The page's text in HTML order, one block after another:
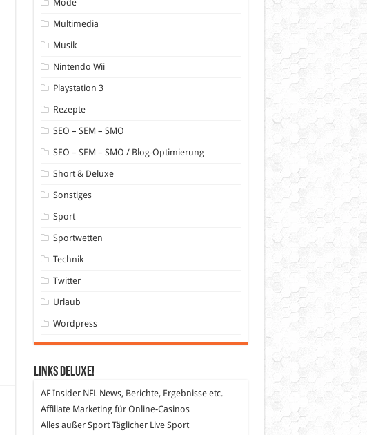
Mode
Multimedia
Musik
Nintendo Wii
Playstation 3
Rezepte
SEO – SEM – SMO
SEO – SEM – SMO / Blog-Optimierung
Short & Deluxe
Sonstiges
Sport
Sportwetten
Technik
Twitter
Urlaub
Wordpress
Links DeLuXe!
AF InsiderNFL News, Berichte, Ergebnisse etc.
Affiliate Marketingfür Online-Casinos
Alles außer SportTäglicher Live Sport